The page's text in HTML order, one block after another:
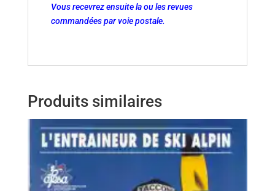
Vous recevrez ensuite la ou les revues
commandées par voie postale.
Produits similaires